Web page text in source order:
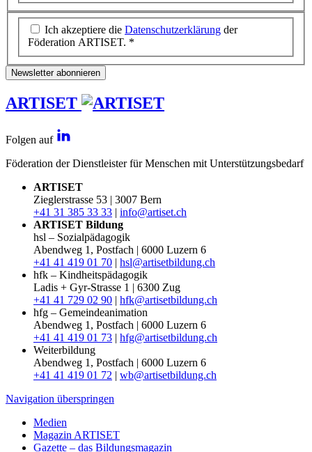
Ich akzeptiere die Datenschutzerklärung der
Föderation ARTISET. *
Newsletter abonnieren
ARTISET
Folgen auf
Föderation der Dienstleister für Menschen mit Unterstützungsbedarf
ARTISET
Zieglerstrasse 53 | 3007 Bern
+41 31 385 33 33 | info@artiset.ch
ARTISET Bildung
hsl – Sozialpädagogik
Abendweg 1, Postfach | 6000 Luzern 6
+41 41 419 01 70 | hsl@artisetbildung.ch
hfk – Kindheitspädagogik
Ladis + Gyr-Strasse 1 | 6300 Zug
+41 41 729 02 90 | hfk@artisetbildung.ch
hfg – Gemeindeanimation
Abendweg 1, Postfach | 6000 Luzern 6
+41 41 419 01 73 | hfg@artisetbildung.ch
Weiterbildung
Abendweg 1, Postfach | 6000 Luzern 6
+41 41 419 01 72 | wb@artisetbildung.ch
Navigation überspringen
Medien
Magazin ARTISET
Gazette – das Bildungsmagazin